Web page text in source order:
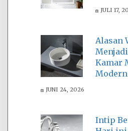
JULI 17,
Alasan
Kamar
Modern
JUNI 24, 2026
Intip